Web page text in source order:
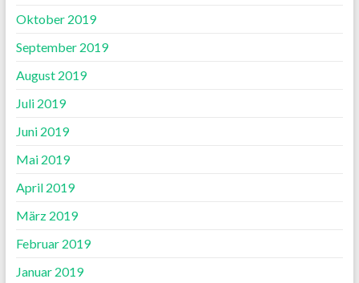
Oktober 2019
September 2019
August 2019
Juli 2019
Juni 2019
Mai 2019
April 2019
März 2019
Februar 2019
Januar 2019